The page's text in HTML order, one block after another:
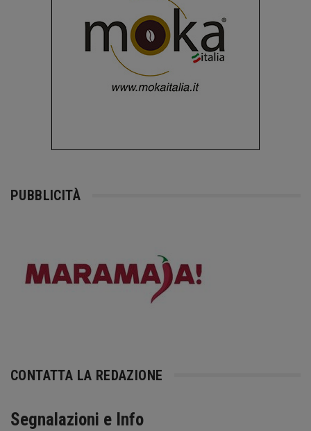
PUBBLICITÀ
CONTATTA LA REDAZIONE
Segnalazioni e Info